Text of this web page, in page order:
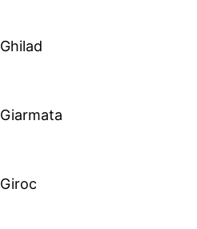
Ghilad
Giarmata
Giroc